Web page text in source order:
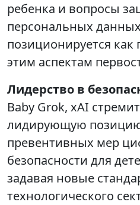
ребенка и вопросы
персональных
позиционируется
этим аспектам
Лидерство в
Baby Grok, xAI
лидирующую позицию
превентивных мер
безопасности для
задавая новые
технологического